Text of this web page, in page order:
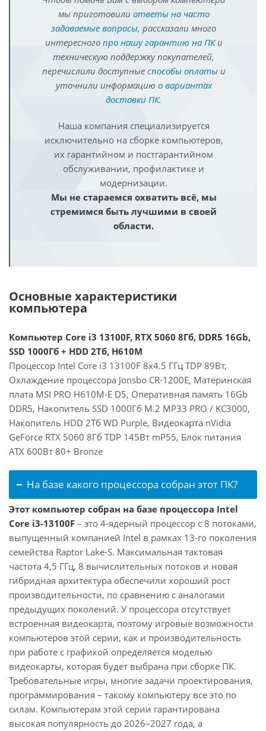
мы приготовили ответы на часто
задаваемые вопросы, рассказали много
интересного про нашу гарантию на ПКи
техническую поддержку покупателей,
перечислили доступные способы оплатыи
уточнили информацию о вариантах
доставки ПК.
Наша компания специализируется
исключительно на сборке компьютеров,
их гарантийном и постгарантийном
обслуживании, профилактике и
модернизации.
Мы не стараемся охватить всё, мы
стремимся быть лучшими в своей
области.
Основные характеристики
компьютера
Компьютер Core i3 13100F, RTX 5060 8Гб, DDR5 16Gb,
SSD 1000Гб + HDD 2Тб, H610M
Процессор Intel Core i3 13100F 8x4.5 ГГц TDP 89Вт,
Охлаждение процессора Jonsbo CR-1200E, Материнская
плата MSI PRO H610M-E D5, Оперативная память 16Gb
DDR5, Накопитель SSD 1000Гб M.2 MP33 PRO / KC3000,
Накопитель HDD 2Тб WD Purple, Видеокарта nVidia
GeForce RTX 5060 8Гб TDP 145Вт mP55, Блок питания
ATX 600Вт 80+ Bronze
На базе какого процессора собран этот ПК?
Этот компьютер собран на базе процессора Intel
Core i3-13100F – это 4-ядерный процессор с 8 потоками,
выпущенный компанией Intel в рамках 13-го поколения
семейства Raptor Lake-S. Максимальная тактовая
частота 4,5 ГГц, 8 вычислительных потоков и новая
гибридная архитектура обеспечили хороший рост
производительности, по сравнению с аналогами
предыдущих поколений. У процессора отсутствует
встроенная видеокарта, поэтому игровые возможности
компьютеров этой серии, как и производительность
при работе с графикой определяется моделью
видеокарты, которая будет выбрана при сборке ПК.
Требовательные игры, многие задачи проектирования,
программирования – такому компьютеру все это по
силам. Компьютерам этой серии гарантирована
высокая популярность до 2026–2027 года, а